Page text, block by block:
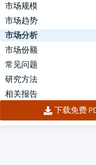
市场规模
市场趋势
市场分析
市场份额
常见问题
研究方法
相关报告
下载免费